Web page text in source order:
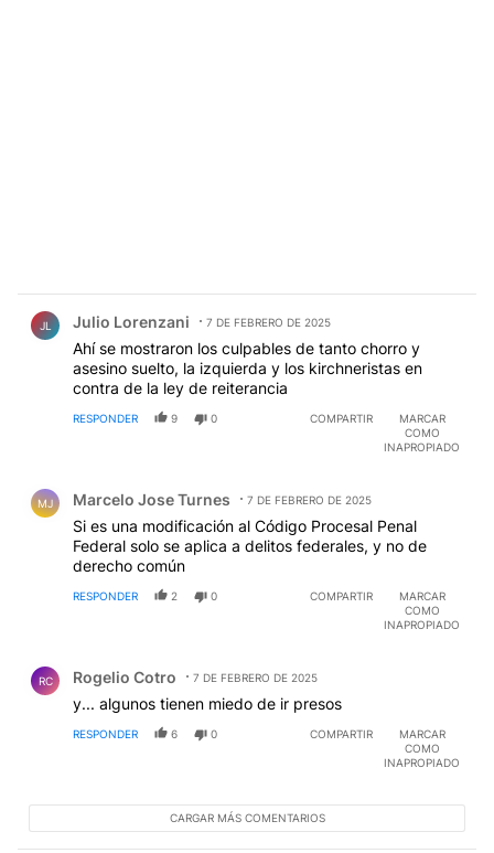
JL Julio Lorenzani 7 DE FEBRERO DE 2025
Ahí se mostraron los culpables de tanto chorro y
asesino suelto, la izquierda y los kirchneristas en
contra de la ley de reiterancia
RESPONDER 9 0 COMPARTIR
MARCAR
COMO
INAPROPIADO
MJ Marcelo Jose Turnes 7 DE FEBRERO DE 2025
Si es una modificación al Código Procesal Penal
Federal solo se aplica a delitos federales, y no de
derecho común
RESPONDER 2 0 COMPARTIR
MARCAR
COMO
INAPROPIADO
RC Rogelio Cotro 7 DE FEBRERO DE 2025
y... algunos tienen miedo de ir presos
RESPONDER 6 0 COMPARTIR
MARCAR
COMO
INAPROPIADO
CARGAR MÁS COMENTARIOS